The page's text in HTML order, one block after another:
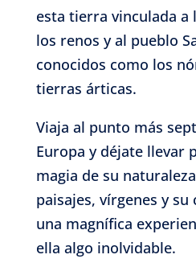
esta tierra vinculada a
los renos y al pueblo
conocidos como los
tierras árticas.
Viaja al punto más
Europa y déjate llevar
magia de su
paisajes, vírgenes y su
una magnífica
ella algo inolvidable.